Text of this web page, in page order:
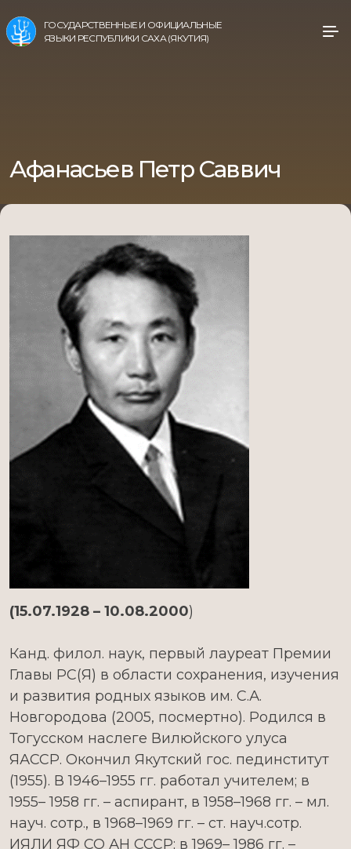
ГОСУДАРСТВЕННЫЕ И ОФИЦИАЛЬНЫЕ
ЯЗЫКИ РЕСПУБЛИКИ САХА (ЯКУТИЯ)
Афанасьев Петр Саввич
(15.07.1928 – 10.08.2000)
Канд. филол. наук, первый лауреат Премии
Главы РС(Я) в области сохранения, изучения
и развития родных языков им. С.А.
Новгородова (2005, посмертно). Родился в
Тогусском наслеге Вилюйского улуса
ЯАССР. Окончил Якутский гос. пединститут
(1955). В 1946–1955 гг. работал учителем; в
1955– 1958 гг. – аспирант, в 1958–1968 гг. – мл.
науч. сотр., в 1968–1969 гг. – ст. науч.сотр.
ИЯЛИ ЯФ СО АН СССР; в 1969– 1986 гг. –